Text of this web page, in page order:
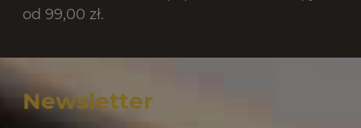
od 99,00 zł.
Newsletter